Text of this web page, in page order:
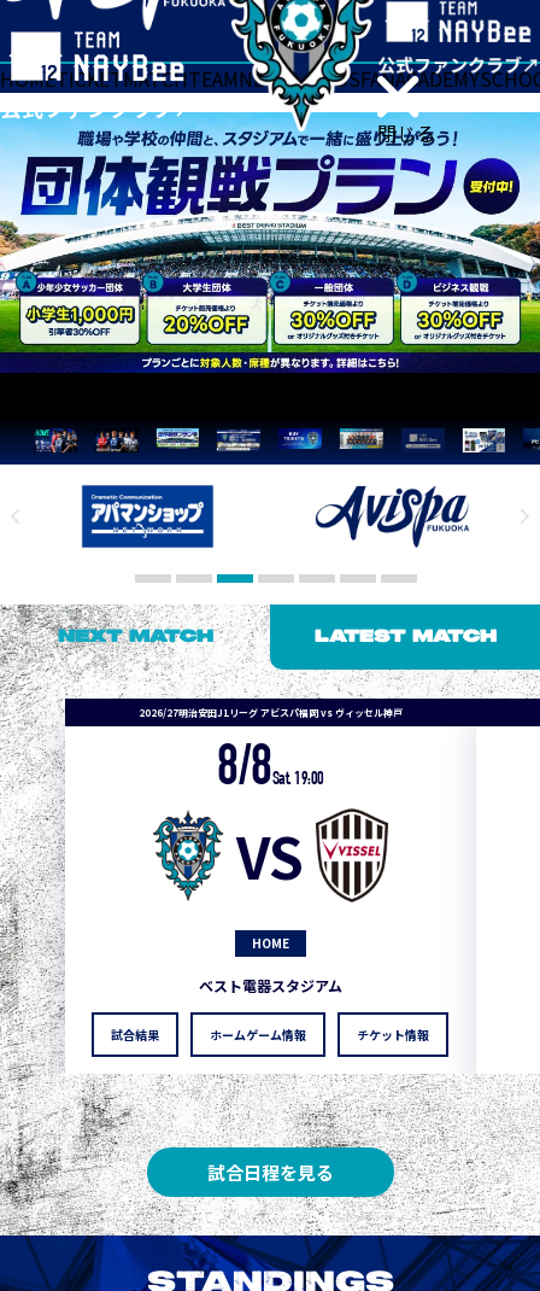
閉じる
HOMETICKETMATCHTEAMNEWSGOODSFANACADEMY
NEXT MATCH LATEST MATCH
2026/27明治安田J1リーグ アビスパ福岡 vs ヴィッセル神戸
8/8Sat. 19:00
VS
HOME
ベスト電器スタジアム
試合結果 ホームゲーム情報 チケット情報
試合日程を見る
STANDINGS
1 3
2 広島 3 1 0 0
3
3 Ｇ大阪 3 1 0 0 1
5 柏 3 1 0 1
5 Ｃ大阪 3 1 0 0 1
3 1 0 1